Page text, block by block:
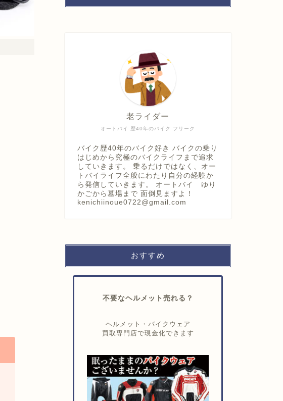
オートバイ 歴40年のバイク フリーク
老ライダー
バイク歴40年のバイク好き バイクの乗り
はじめから究極のバイクライフまで追求
していきます。 乗るだけではなく、オー
トバイライフ全般にわたり自分の経験か
ら発信していきます。 オートバイ ゆり
かごから墓場まで 面倒見ますよ！
kenichiinoue0722@gmail.com
おすすめ
不要なヘルメット売れる？
ヘルメット・バイクウェア
買取専門店で現金化できます